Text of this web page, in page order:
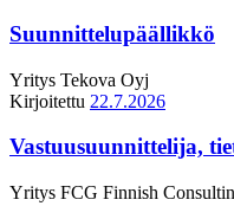
Suunnittelupäällikkö
Yritys Tekova Oyj
Kirjoitettu 22.7.2026
Vastuusuunnittelija,
Yritys FCG Finnish